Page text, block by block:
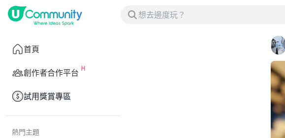
首頁
創作者合作平台
試用獎賞專區
熱門主題